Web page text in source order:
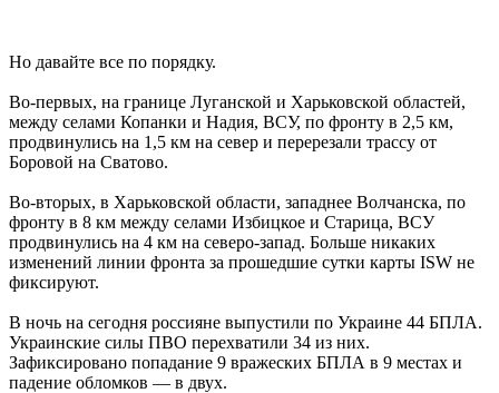
Но давайте все по порядку.
Во-первых, на границе Луганской и Харьковской областей,
между селами Копанки и Надия, ВСУ, по фронту в 2,5 км,
продвинулись на 1,5 км на север и перерезали трассу от
Боровой на Сватово.
Во-вторых, в Харьковской области, западнее Волчанска, по
фронту в 8 км между селами Избицкое и Старица, ВСУ
продвинулись на 4 км на северо-запад. Больше никаких
изменений линии фронта за прошедшие сутки карты ISW не
фиксируют.
В ночь на сегодня россияне выпустили по Украине 44 БПЛА.
Украинские силы ПВО перехватили 34 из них.
Зафиксировано попадание 9 вражеских БПЛА в 9 местах и
падение обломков — в двух.